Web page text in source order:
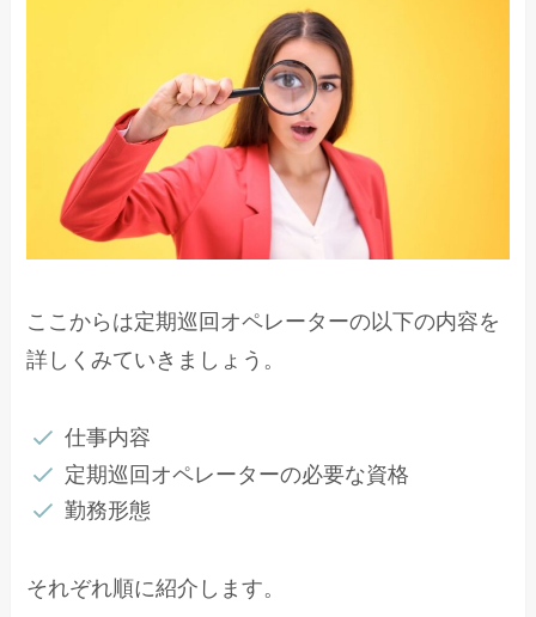
ここからは定期巡回オペレーターの以下の内容を
詳しくみていきましょう。
仕事内容
定期巡回オペレーターの必要な資格
勤務形態
それぞれ順に紹介します。